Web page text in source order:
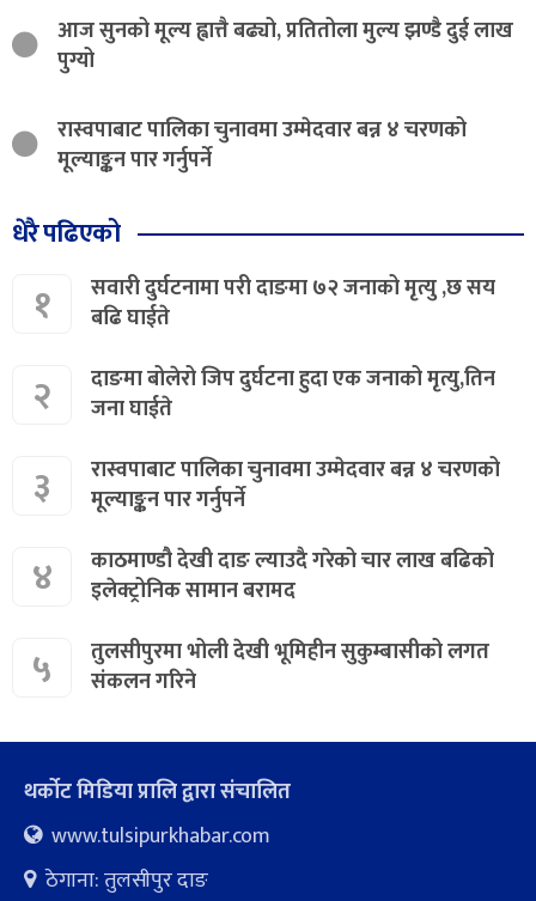
आज सुनको मूल्य ह्वात्तै बढ्यो, प्रतितोला मुल्य झण्डै दुई लाख
पुग्यो
रास्वपाबाट पालिका चुनावमा उम्मेदवार बन्न ४ चरणको
मूल्याङ्कन पार गर्नुपर्ने
धेरै पढिएको
१
सवारी दुर्घटनामा परी दाङमा ७२ जनाको मृत्यु ,छ सय
बढि घाईते
२
दाङमा बोलेरो जिप दुर्घटना हुदा एक जनाको मृत्यु,तिन
जना घाईते
३
रास्वपाबाट पालिका चुनावमा उम्मेदवार बन्न ४ चरणको
मूल्याङ्कन पार गर्नुपर्ने
४
काठमाण्डौ देखी दाङ ल्याउदै गरेको चार लाख बढिको
इलेक्ट्रोनिक सामान बरामद
५
तुलसीपुरमा भोली देखी भूमिहीन सुकुम्बासीको लगत
संकलन गरिने
थर्कोट मिडिया प्रालि द्वारा संचालित
www.tulsipurkhabar.com
ठेगाना: तुलसीपुर दाङ